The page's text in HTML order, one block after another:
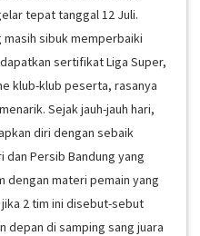
tepat tanggal 12 Juli.
masih sibuk memperbaiki
sertifikat Liga Super,
klub-klub peserta, rasanya
Sejak jauh-jauh hari,
diri dengan sebaik
Persib Bandung yang
dengan materi pemain yang
2 tim ini disebut-sebut
depan di samping sang juara